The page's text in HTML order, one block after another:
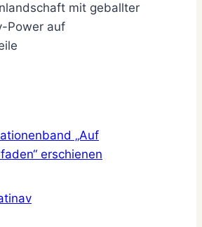
mit geballter
Power auf
„Auf
erschienen